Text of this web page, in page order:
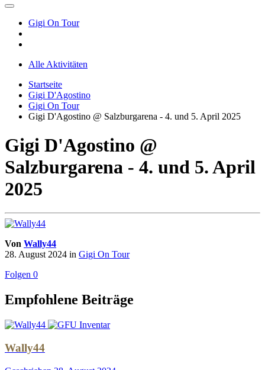
Gigi On Tour
Alle Aktivitäten
Startseite
Gigi D'Agostino
Gigi On Tour
Gigi D'Agostino @ Salzburgarena - 4. und 5. April 2025
Gigi D'Agostino @
Salzburgarena - 4. und 5. April
2025
Von Wally44
28. August 2024 in Gigi On Tour
Folgen 0
Empfohlene Beiträge
Wally44